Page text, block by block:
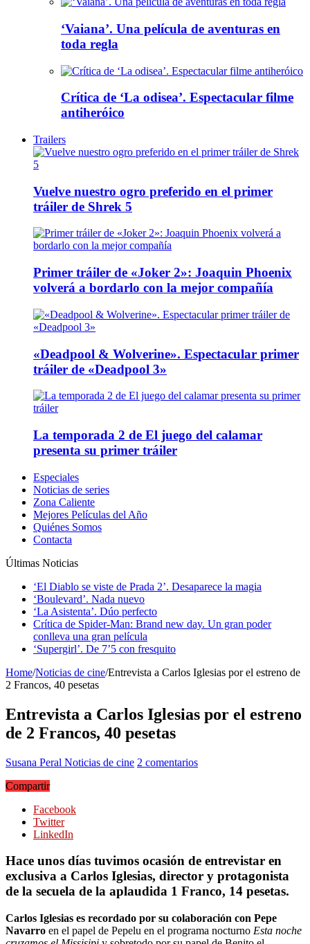
‘Vaiana’. Una película de aventuras en
toda regla
Crítica de ‘La odisea’. Espectacular filme
antiheróico
Trailers
Vuelve nuestro ogro preferido en el primer
tráiler de Shrek 5
Primer tráiler de «Joker 2»: Joaquin Phoenix
volverá a bordarlo con la mejor compañía
«Deadpool & Wolverine». Espectacular primer
tráiler de «Deadpool 3»
La temporada 2 de El juego del calamar
presenta su primer tráiler
Especiales
Noticias de series
Zona Caliente
Mejores Películas del Año
Quiénes Somos
Contacta
Últimas Noticias
‘El Diablo se viste de Prada 2’. Desaparece la magia
‘Boulevard’. Nada nuevo
‘La Asistenta’. Dúo perfecto
Crítica de Spider-Man: Brand new day. Un gran poder
conlleva una gran película
‘Supergirl’. De 7’5 con fresquito
Home/Noticias de cine/Entrevista a Carlos Iglesias por el estreno de
2 Francos, 40 pesetas
Entrevista a Carlos Iglesias por el estreno
de 2 Francos, 40 pesetas
Susana Peral Noticias de cine 2 comentarios
Compartir
Facebook
Twitter
LinkedIn
Hace unos días tuvimos ocasión de entrevistar en
exclusiva a Carlos Iglesias, director y protagonista
de la secuela de la aplaudida 1 Franco, 14 pesetas.
Carlos Iglesias es recordado por su colaboración con Pepe
Navarro en el papel de Pepelu en el programa nocturno Esta noche